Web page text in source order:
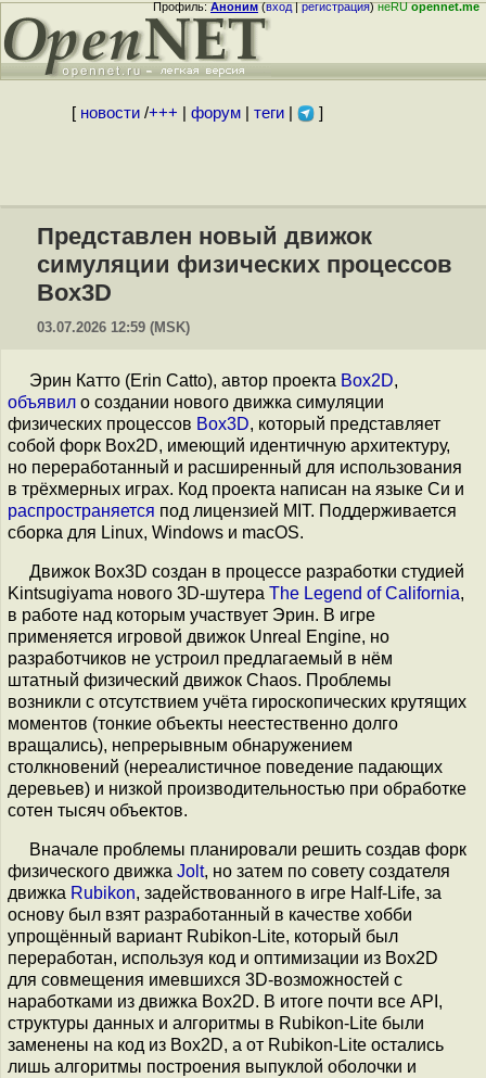
Профиль:Аноним(вход|регистрация)неRUopennet.me
[ новости/+++ форум| теги| ]
Представлен новый движок
симуляции физических процессов
Box3D
03.07.2026 12:59 (MSK)
Эрин Катто (Erin Catto), автор проекта Box2D,
объявил о создании нового движка симуляции
физических процессов Box3D, который представляет
собой форк Box2D, имеющий идентичную архитектуру,
но переработанный и расширенный для использования
в трёхмерных играх. Код проекта написан на языке Си и
распространяется под лицензией MIT. Поддерживается
сборка для Linux, Windows и macOS.
Движок Box3D создан в процессе разработки студией
Kintsugiyama нового 3D-шутера The Legend of California,
в работе над которым участвует Эрин. В игре
применяется игровой движок Unreal Engine, но
разработчиков не устроил предлагаемый в нём
штатный физический движок Chaos. Проблемы
возникли с отсутствием учёта гироскопических крутящих
моментов (тонкие объекты неестественно долго
вращались), непрерывным обнаружением
столкновений (нереалистичное поведение падающих
деревьев) и низкой производительностью при обработке
сотен тысяч объектов.
Вначале проблемы планировали решить создав форк
физического движка Jolt, но затем по совету создателя
движка Rubikon, задействованного в игре Half-Life, за
основу был взят разработанный в качестве хобби
упрощённый вариант Rubikon-Lite, который был
переработан, используя код и оптимизации из Box2D
для совмещения имевшихся 3D-возможностей с
наработками из движка Box2D. В итоге почти все API,
структуры данных и алгоритмы в Rubikon-Lite были
заменены на код из Box2D, а от Rubikon-Lite остались
лишь алгоритмы построения выпуклой оболочки и